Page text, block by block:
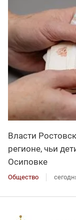
Власти
регионе, чьи
Осиповке
Общество